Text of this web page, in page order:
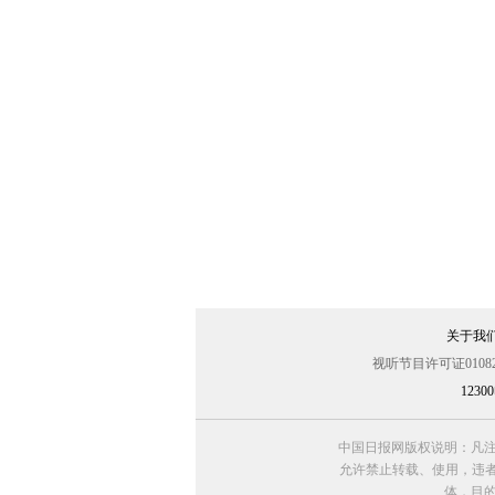
关于我
视听节目许可证
中国日报网版权说明：凡
允许禁止转载、使用，违
体，目